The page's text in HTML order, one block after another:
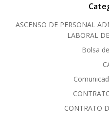
ASCENSO DE PERSONAL
LABORAL
Bolsa
CONTRATO